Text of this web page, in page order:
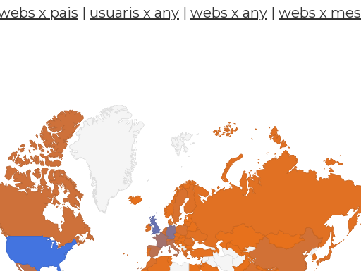
x pais | usuaris x any | webs x any | webs x mes